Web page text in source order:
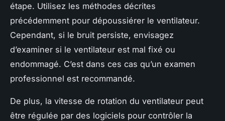
étape. Utilisez les méthodes décrites
précédemment pour dépoussiérer le ventilateur.
Cependant, si le bruit persiste, envisagez
d’examiner si le ventilateur est mal fixé ou
endommagé. C’est dans ces cas qu’un examen
professionnel est recommandé.
De plus, la vitesse de rotation du ventilateur peut
être régulée par des logiciels pour contrôler la